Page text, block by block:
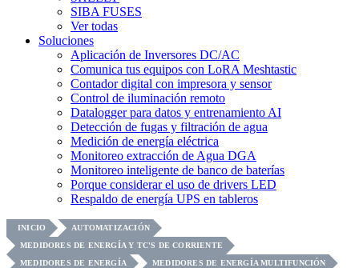
SIBA FUSES
Ver todas
Soluciones
Aplicación de Inversores DC/AC
Comunica tus equipos con LoRA Meshtastic
Contador digital con impresora y sensor
Control de iluminación remoto
Datalogger para datos y entrenamiento AI
Detección de fugas y filtración de agua
Medición de energía eléctrica
Monitoreo extracción de Agua DGA
Monitoreo inteligente de banco de baterías
Porque considerar el uso de drivers LED
Respaldo de energía UPS en tableros
INICIO
AUTOMATIZACIÓN
MEDIDORES DE ENERGÍA Y TC'S DE CORRIENTE
MEDIDORES DE ENERGÍA
MEDIDORES DE ENERGÍA MULTIFUNCIÓN